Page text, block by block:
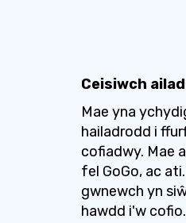
Ceisiwch
Mae yna
hailadrodd i
cofiadwy. Mae
fel GoGo, ac
gwnewch yn
hawdd i'w cofio.